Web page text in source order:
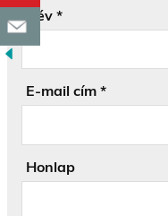
Név *
E-mail cím *
Honlap